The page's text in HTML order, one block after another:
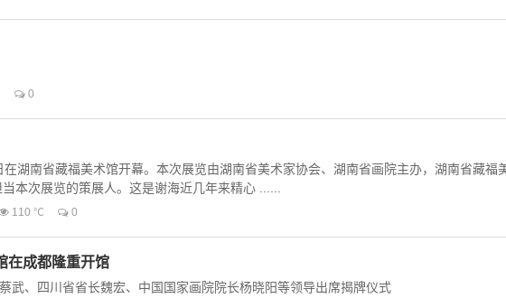
0
在湖南省藏福美术馆开幕。本次展览由湖南省美术家协会、湖南省画院主办，湖南省藏福
本次展览的策展人。这是谢海近几年来精心 ......
110 ℃ 0
在成都隆重开馆
武、四川省省长魏宏、中国国家画院院长杨晓阳等领导出席揭牌仪式